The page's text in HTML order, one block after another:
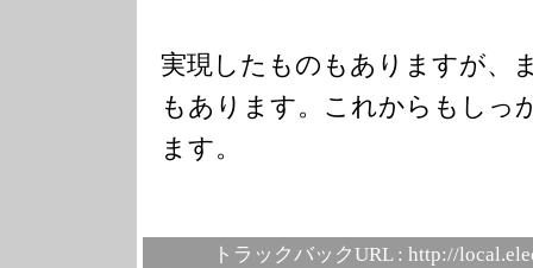
実現したものもありますが、
もあります。これからもしっ
ます。
トラックバックURL : http://